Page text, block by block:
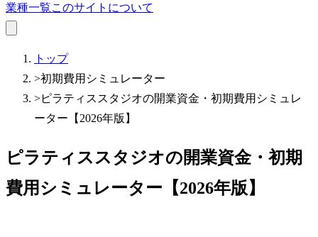
業種一覧このサイトについて
トップ
>初期費用シミュレーター
>ピラティススタジオの開業資金・初期費用シミュレ
ーター【2026年版】
ピラティススタジオの開業資金・初期
費用シミュレーター【2026年版】